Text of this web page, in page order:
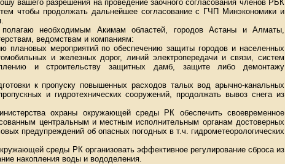
вашего разрешения на проведение заочного согласования членов РБК
чтобы продолжать дальнейшее согласование с ГЧП Минэкономики и
необходимым Акимам областей, городов Астаны и Алматы,
ведомствам и компаниям:
плановых мероприятий по обеспечению защиты городов и населенных
и железных дорог, линий электропередачи и связи, систем
и строительству защитных дамб, защите либо демонтажу
к пропуску повышенных расходов талых вод арычно-канальных
и гидротехнических сооружений, продолжать вывоз снега из
охраны окружающей среды РК обеспечить своевременное
центральным и местным исполнительным органам достоверных
предупреждений об опасных погодных в т.ч. гидрометеорологических
среды РК организовать эффективное регулирование сброса из
накопления воды и вододеления.